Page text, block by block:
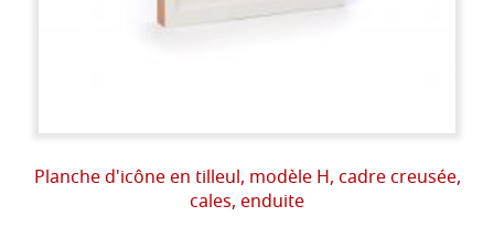
Planche d'icône en tilleul, modèle H, cadre creusée,
cales, enduite